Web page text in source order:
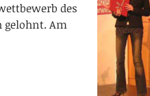
des
gelohnt. Am